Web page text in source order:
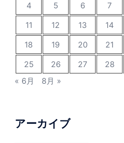
4
5 6 7
11
12 13 14
18
19 20 21
25
26 27 28
« 6月
8月 »
アーカイブ